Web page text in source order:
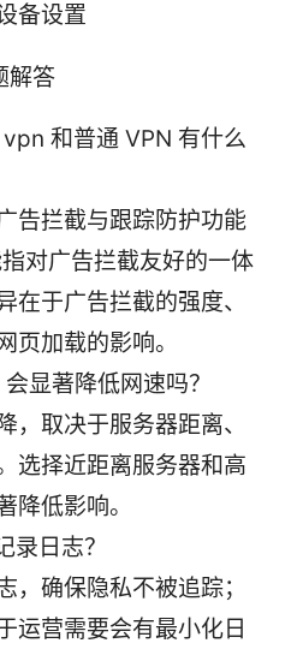
备设置
解答
和普通 VPN 有什么
告拦截与跟踪防护功能
对广告拦截友好的一体
在于广告拦截的强度、
页加载的影响。
显著降低网速吗？
，取决于服务器距离、
选择近距离服务器和高
降低影响。
录日志？
，确保隐私不被追踪；
运营需要会有最小化日